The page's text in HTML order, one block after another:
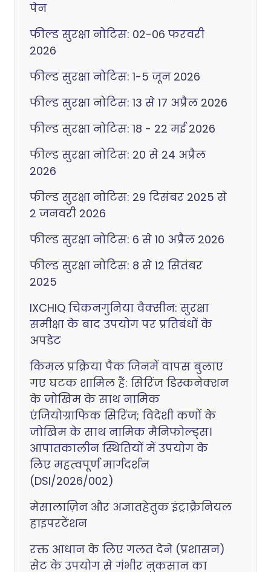
पेन
फील्ड सुरक्षा नोटिस: 02-06 फरवरी
2026
फील्ड सुरक्षा नोटिस: 1-5 जून 2026
फील्ड सुरक्षा नोटिस: 13 से 17 अप्रैल 2026
फील्ड सुरक्षा नोटिस: 18 - 22 मई 2026
फील्ड सुरक्षा नोटिस: 20 से 24 अप्रैल
2026
फील्ड सुरक्षा नोटिस: 29 दिसंबर 2025 से
2 जनवरी 2026
फील्ड सुरक्षा नोटिस: 6 से 10 अप्रैल 2026
फील्ड सुरक्षा नोटिस: 8 से 12 सितंबर
2025
IXCHIQ चिकनगुनिया वैक्सीन: सुरक्षा
समीक्षा के बाद उपयोग पर प्रतिबंधों के
अपडेट
किमल प्रक्रिया पैक जिनमें वापस बुलाए
गए घटक शामिल हैं: सिरिंज डिस्कनेक्शन
के जोखिम के साथ नामिक
एंजियोग्राफिक सिरिंज; विदेशी कणों के
जोखिम के साथ नामिक मैनिफोल्ड्स।
आपातकालीन स्थितियों में उपयोग के
लिए महत्वपूर्ण मार्गदर्शन
(DSI/2026/002)
मेसालाज़िन और अज्ञातहेतुक इंट्राक्रैनियल
हाइपरटेंशन
रक्त आधान के लिए गलत देने (प्रशासन)
सेट के उपयोग से गंभीर नुकसान का